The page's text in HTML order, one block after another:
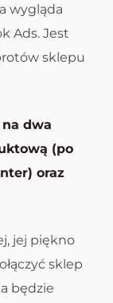
wygląda
Ads. Jest
sklepu
dwa
(po
oraz
jej piękno
sklep
będzie